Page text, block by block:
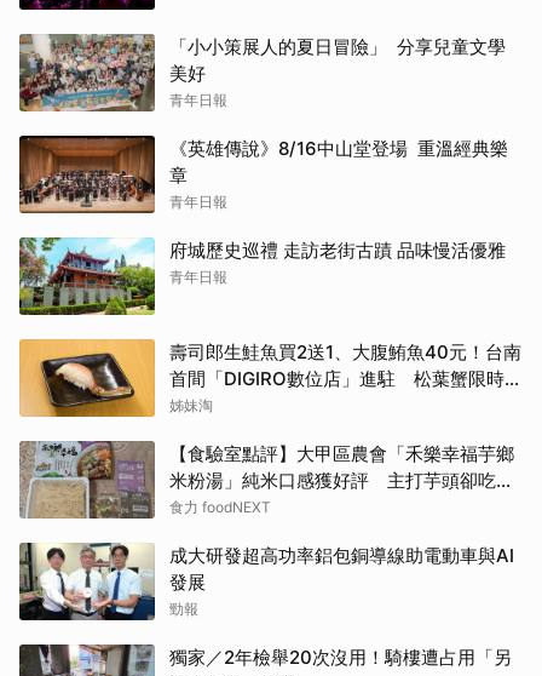
「小小策展人的夏日冒險」 分享兒童文學
美好
青年日報
《英雄傳說》8/16中山堂登場 重溫經典樂
章
青年日報
府城歷史巡禮 走訪老街古蹟 品味慢活優雅
青年日報
壽司郎生鮭魚買2送1、大腹鮪魚40元！台南
首間「DIGIRO數位店」進駐 松葉蟹限時上
桌
姊妹淘
【食驗室點評】大甲區農會「禾樂幸福芋鄉
米粉湯」純米口感獲好評 主打芋頭卻吃不
到存在感
食力 foodNEXT
成大研發超高功率鋁包銅導線助電動車與AI
發展
勁報
獨家／2年檢舉20次沒用！騎樓遭占用「另